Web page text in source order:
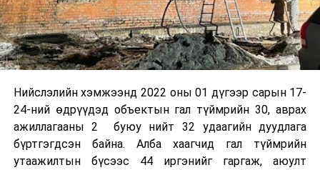
Нийслэлийн хэмжээнд 2022 оны 01 дүгээр сарын 17-
24-ний өдрүүдэд объектын гал түймрийн 30, аврах
ажиллагааны 2 буюу нийт 32 удаагийн дуудлага
бүртгэгдсэн байна. Алба хаагчид гал түймрийн
утаажилтын бүсээс 44 иргэнийг гаргаж, аюулт